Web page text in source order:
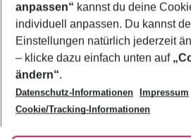
Footer
Footer navigation
Über uns
AGB
Bestpreisgarantie
Cookie-Einstellungen ändern
Cookie-Richtlinie
Agenturbetreuung
Barrierefreies Reisen
Folge uns
anpassen“ kannst du deine
individuell anpassen. Du kannst
Einstellungen natürlich jederzeit
– klicke dazu einfach unten auf
ändern“.
Datenschutz-Informationen
Impressum
Cookie/Tracking-Informationen